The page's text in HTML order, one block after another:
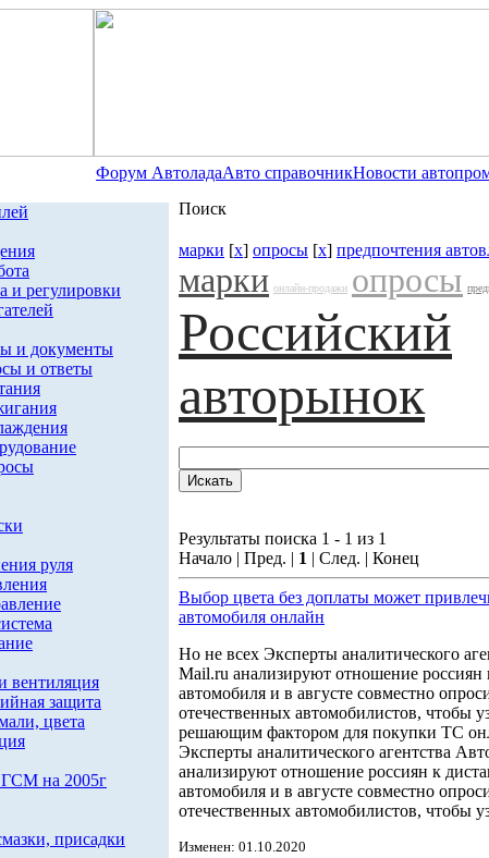
Форум АвтоладаАвто справочникНовости
и регулировки
и документы
и ответы
руля
вентиляция
защита
цвета
на 2005г
присадки
Поиск
марки [x] опросы [x] предпочтения
марки онлайн-продажи опросы
Российский
авторынок
Результаты поиска 1 - 1 из 1
Начало | Пред. | 1 | След. | Конец
Выбор цвета без доплаты может
автомобиля онлайн
Но не всех Эксперты аналитического
Mail.ru анализируют отношение
автомобиля и в августе совместно
отечественных автомобилистов, чтобы
решающим фактором для покупки ТС
Эксперты аналитического агентства
анализируют отношение россиян к
автомобиля и в августе совместно
отечественных автомобилистов, чтобы
Изменен: 01.10.2020